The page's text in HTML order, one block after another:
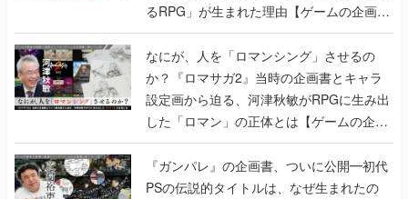
るRPG」が生まれた理由【ゲームの企画
書】
なにが、人を「ロマンシング」させるの
か？『ロマサガ2』当時の企画書とキャラ
設定画から迫る、河津秋敏がRPGに生み出
した「ロマン」の正体とは【ゲームの企画
書】
『ガンパレ』の企画書、ついに公開━初代
PSの伝説的タイトルは、なぜ生まれたの